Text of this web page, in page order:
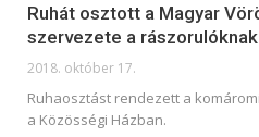
Ruhát osztott a Magyar
szervezete a rászorulóknak
2018. október 17.
Ruhaosztást rendezett a
a Közösségi Házban.